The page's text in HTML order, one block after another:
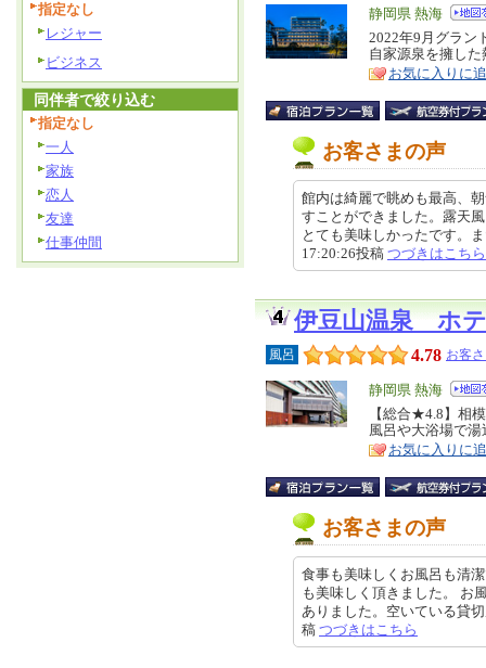
エ
リ
ア
静岡県 熱海
特
徴
2022年9月グラン
自家源泉を擁し
お気に入りに
お客さまの声
館内は綺麗で眺めも最高、
すことができました。露天
とても美味しかったです。
17:20:26投稿 つづきはこちら
伊豆山温泉 ホ
風呂 4.78 お客
エ
リ
ア
静岡県 熱海
特
徴
【総合★4.8】相
風呂や大浴場で
お気に入りに
お客さまの声
食事も美味しくお風呂も清
も美味しく頂きました。 お
ありました。空いている貸
稿 つづきはこちら
指定なし
レジャー
ビジネス
同伴者で絞り込む
指定なし
一人
家族
恋人
友達
仕事仲間